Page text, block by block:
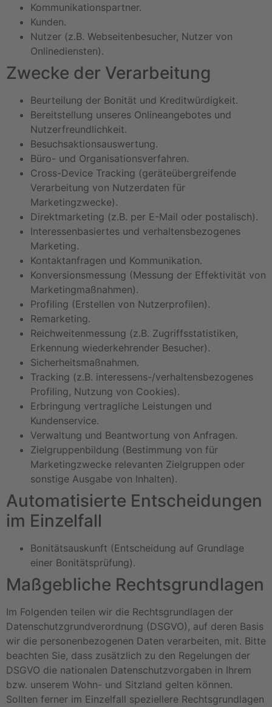
Kommunikationspartner.
Kunden.
Nutzer (z.B. Webseitenbesucher, Nutzer von
Onlinediensten).
Zwecke der Verarbeitung
Beurteilung der Bonität und Kreditwürdigkeit.
Bereitstellung unseres Onlineangebotes und
Nutzerfreundlichkeit.
Besuchsaktionsauswertung.
Büro- und Organisationsverfahren.
Cross-Device Tracking (geräteübergreifende
Verarbeitung von Nutzerdaten für
Marketingzwecke).
Direktmarketing (z.B. per E-Mail oder postalisch).
Interessenbasiertes und verhaltensbezogenes
Marketing.
Kontaktanfragen und Kommunikation.
Konversionsmessung (Messung der Effektivität von
Marketingmaßnahmen).
Profiling (Erstellen von Nutzerprofilen).
Remarketing.
Reichweitenmessung (z.B. Zugriffsstatistiken,
Erkennung wiederkehrender Besucher).
Sicherheitsmaßnahmen.
Tracking (z.B. interessens-/verhaltensbezogenes
Profiling, Nutzung von Cookies).
Erbringung vertragliche Leistungen und
Kundenservice.
Verwaltung und Beantwortung von Anfragen.
Zielgruppenbildung (Bestimmung von für
Marketingzwecke relevanten Zielgruppen oder
sonstige Ausgabe von Inhalten).
Automatisierte Entscheidungen
im Einzelfall
Bonitätsauskunft (Entscheidung auf Grundlage
einer Bonitätsprüfung).
Maßgebliche Rechtsgrundlagen
Im Folgenden teilen wir die Rechtsgrundlagen der
Datenschutzgrundverordnung (DSGVO), auf deren Basis
wir die personenbezogenen Daten verarbeiten, mit. Bitte
beachten Sie, dass zusätzlich zu den Regelungen der
DSGVO die nationalen Datenschutzvorgaben in Ihrem
bzw. unserem Wohn- und Sitzland gelten können.
Sollten ferner im Einzelfall speziellere Rechtsgrundlagen